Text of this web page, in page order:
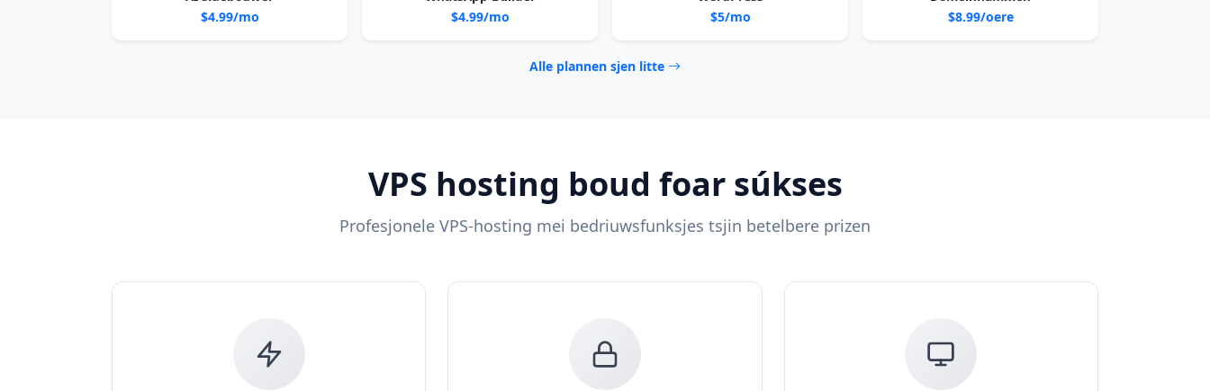
$4.99/mo
$4.99/mo
$5/mo
$8.99/oere
Alle plannen sjen litte
VPS hosting boud foar súkses
Profesjonele VPS-hosting mei bedriuwsfunksjes tsjin betelbere prizen